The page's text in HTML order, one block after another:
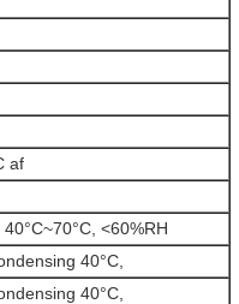
af
<60%RH
40°C,
40°C,